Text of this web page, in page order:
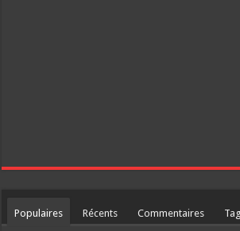
Populaires Récents Commentaires